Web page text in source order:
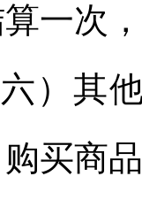
算一次
六）其
购买商